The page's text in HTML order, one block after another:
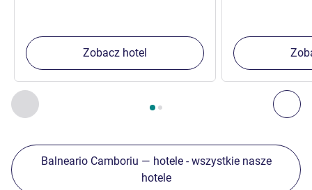
Poprzedni - Inne nasze placówki w pobliżu
Strona , Inne nasze placówki w pobliżu 1 :, Inne nasze
Zobacz hotel
Balneario Camboriu — hotele - wszystkie nasze
hotele